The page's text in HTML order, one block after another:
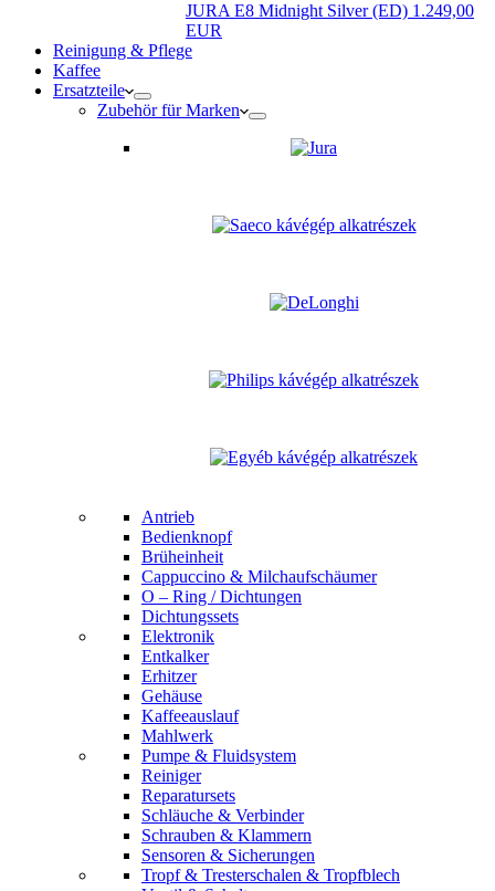
JURA E8 Midnight Silver (ED) 1.249,00
EUR
Reinigung & Pflege
Kaffee
Ersatzteile
Zubehör für Marken
Antrieb
Bedienknopf
Brüheinheit
Cappuccino & Milchaufschäumer
O – Ring / Dichtungen
Dichtungssets
Elektronik
Entkalker
Erhitzer
Gehäuse
Kaffeeauslauf
Mahlwerk
Pumpe & Fluidsystem
Reiniger
Reparatursets
Schläuche & Verbinder
Schrauben & Klammern
Sensoren & Sicherungen
Tropf & Tresterschalen & Tropfblech